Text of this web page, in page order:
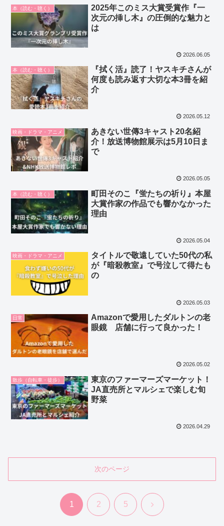
本（読む・聴く）
2025年このミス大賞受賞作『一
次元の挿し木』の圧倒的な魅力と
は
2026.06.05
本（読む・聴く）
『拭く活』読了！ヤスキチさんが
何度も読み返す大切な本3冊を紹
介
2026.05.12
映画・ドラマ・アニメ
あきない世傳3キャスト20名紹
介！放送博物館展示は5月10日ま
で
2026.05.05
本（読む・聴く）
町田そのこ『蛍たちの祈り』本屋
大賞作家の作品でも響かなかった
理由
2026.05.04
映画・ドラマ・アニメ
タイトルで敬遠していた50代の私
が『暗殺教室』で号泣して得たも
の
2026.05.03
日常
Amazonで愛用したダルトンの老
眼鏡 店舗に行って良かった！
2026.05.02
散歩（自転車・徒歩）
東京のファーマーズマーケット！
JA直売所とマルシェで楽しむ旬
野菜
2026.04.29
次のページ
1 2 5 次